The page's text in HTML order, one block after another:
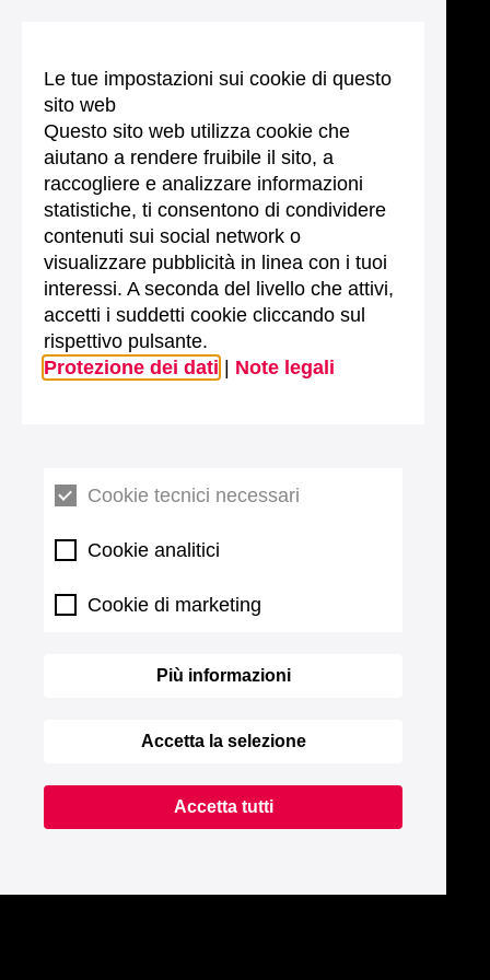
Le tue impostazioni sui cookie di questo
sito web
Questo sito web utilizza cookie che
aiutano a rendere fruibile il sito, a
raccogliere e analizzare informazioni
statistiche, ti consentono di condividere
contenuti sui social network o
visualizzare pubblicità in linea con i tuoi
interessi. A seconda del livello che attivi,
accetti i suddetti cookie cliccando sul
rispettivo pulsante.
Protezione dei dati
Note legali
Cookie tecnici necessari
Cookie analitici
Cookie di marketing
Più informazioni
Accetta la selezione
Accetta tutti